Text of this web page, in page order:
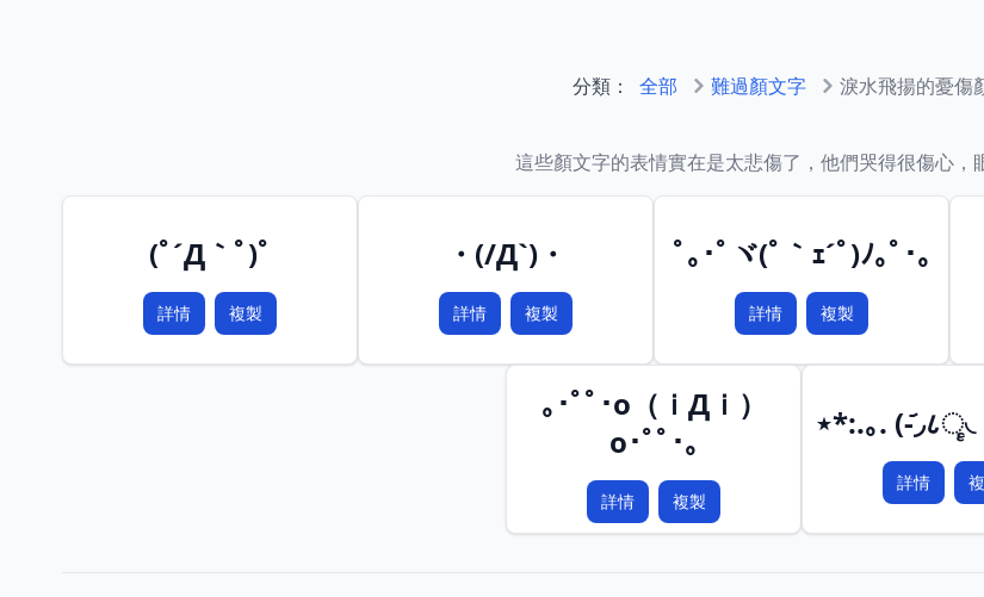
分類： 全部 難過顏文字 淚水飛揚的憂傷
這些顏文字的表情實在是太悲傷了，他們哭得很傷心，
(ﾟ´Д｀ﾟ)ﾟ
詳情 複製
・(/Д`)・
詳情 複製
ﾟ｡･ﾟヾ(ﾟ｀ｪ´ﾟ)ﾉ｡ﾟ･｡
詳情 複製
｡･ﾟﾟ･o（ｉДｉ）
o･ﾟﾟ･｡
詳情 複製
⋆*:.｡. (-᷄
詳情